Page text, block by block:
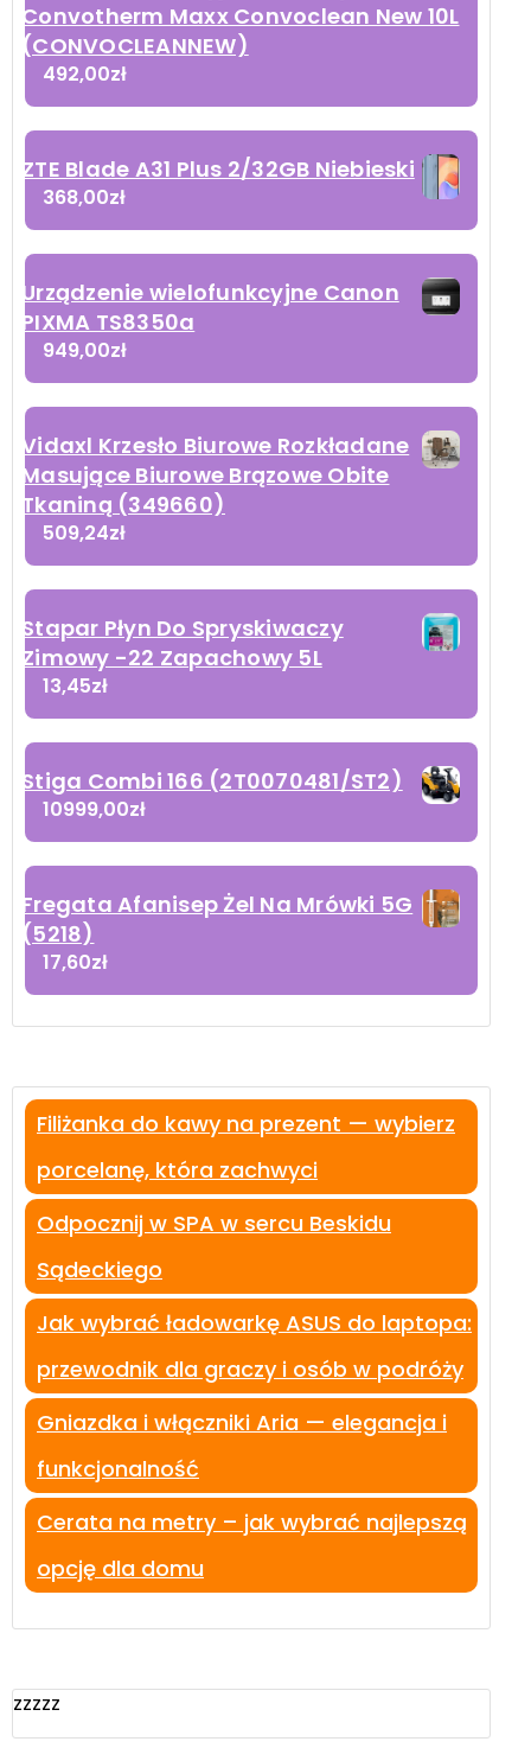
Convotherm Maxx Convoclean New 10L
(CONVOCLEANNEW)
492,00zł
ZTE Blade A31 Plus 2/32GB Niebieski
368,00zł
Urządzenie wielofunkcyjne Canon
PIXMA TS8350a
949,00zł
Vidaxl Krzesło Biurowe Rozkładane
Masujące Biurowe Brązowe Obite
Tkaniną (349660)
509,24zł
Stapar Płyn Do Spryskiwaczy
Zimowy -22 Zapachowy 5L
13,45zł
Stiga Combi 166 (2T0070481/ST2)
10999,00zł
Fregata Afanisep Żel Na Mrówki 5G
(5218)
17,60zł
Filiżanka do kawy na prezent — wybierz
porcelanę, która zachwyci
Odpocznij w SPA w sercu Beskidu
Sądeckiego
Jak wybrać ładowarkę ASUS do laptopa:
przewodnik dla graczy i osób w podróży
Gniazdka i włączniki Aria — elegancja i
funkcjonalność
Cerata na metry – jak wybrać najlepszą
opcję dla domu
zzzzz